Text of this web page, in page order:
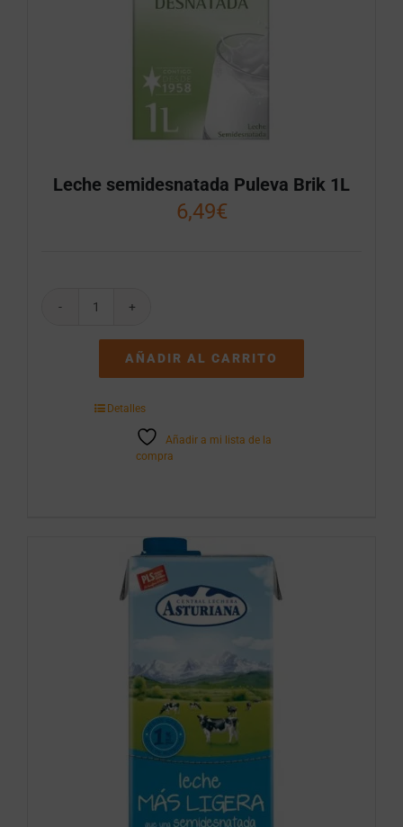
Leche semidesnatada Puleva Brik 1L
6,49€
Leche
Puleva
cantidad
AÑADIR AL CARRITO
Detalles
Añadir a mi lista de la
compra